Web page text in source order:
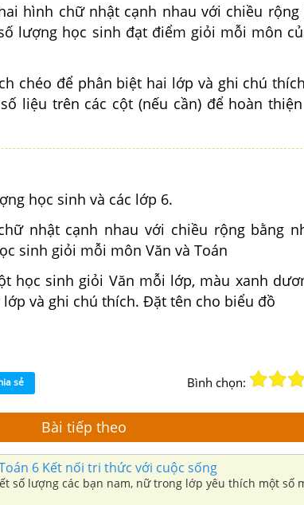
hình chữ nhật cạnh nhau với chiều rộng
lượng học sinh đạt điểm giỏi mỗi môn
chéo để phân biệt hai lớp và ghi chú
liệu trên các cột (nếu cần) để hoàn
học sinh và các lớp 6.
nhật cạnh nhau với chiều rộng bằng
sinh giỏi mỗi môn Văn và Toán
học sinh giỏi Văn mỗi lớp, màu xanh
và ghi chú thích. Đặt tên cho biểu đồ
sẻ Bình chọn:
Bài tiếp theo
6 Kết nối tri thức với cuộc sống
số lượng các bạn nam, nữ trong lớp yêu thích một số